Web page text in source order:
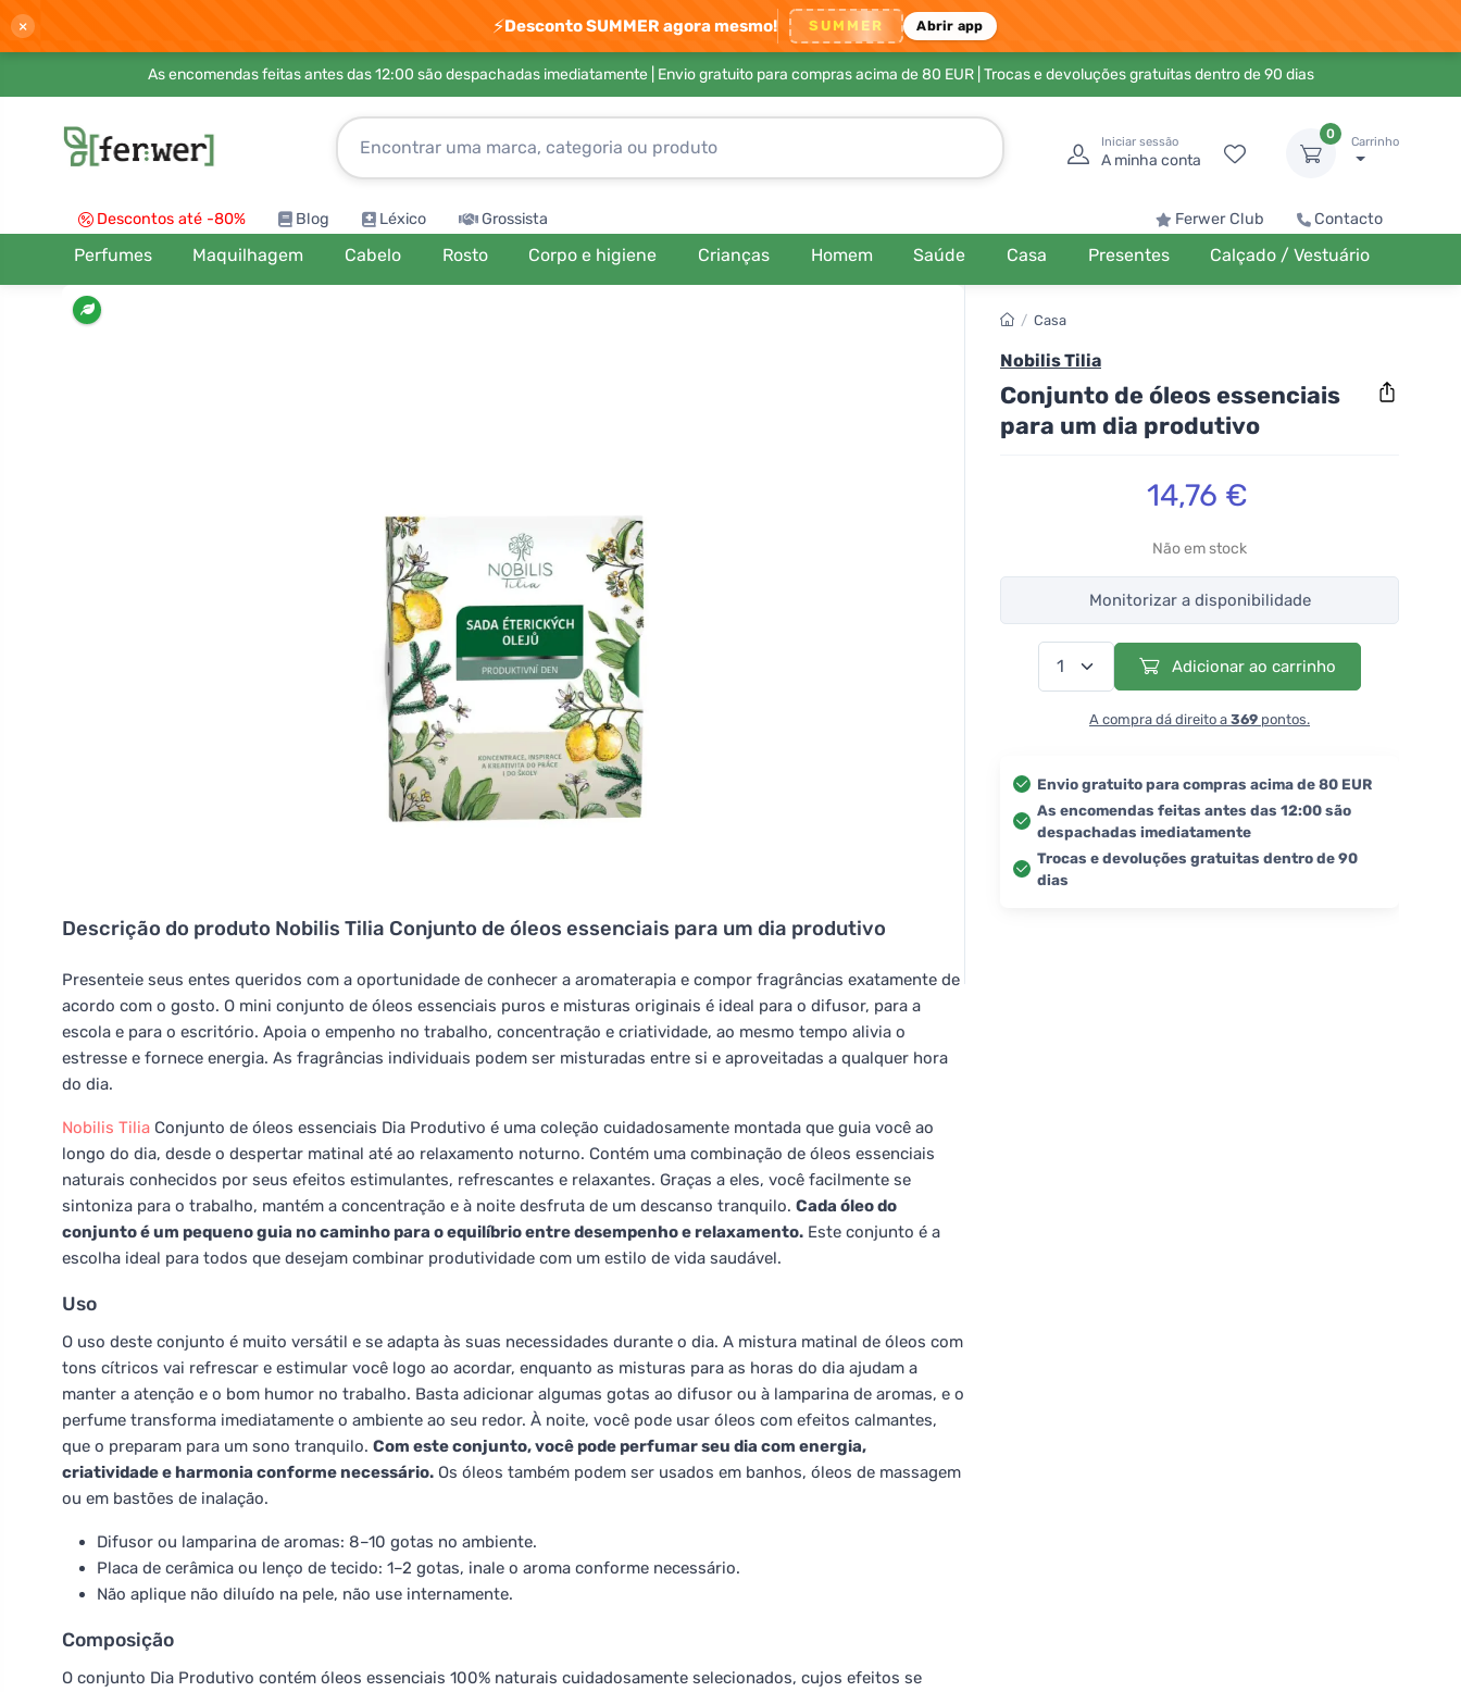
× ⚡Desconto SUMMER agora mesmo! SUMMER Abrir app
As encomendas feitas antes das 12:00 são despachadas imediatamente | Envio gratuito para compras acima de 80 EUR| Trocas e devoluções gratuitas dentro de 90 dias
Iniciar sessão
A minha conta
0
Carrinho
Descontos até -80% Blog Léxico Grossista Ferwer Club Contacto
Perfumes Maquilhagem Cabelo Rosto Corpo e higiene Crianças Homem Saúde Casa Presentes Calçado / Vestuário
Descrição do produto Nobilis Tilia Conjunto de óleos essenciais para um dia produtivo
Presenteie seus entes queridos com a oportunidade de conhecer a aromaterapia e compor fragrâncias exatamente de
acordo com o gosto. O mini conjunto de óleos essenciais puros e misturas originais é ideal para o difusor, para a
escola e para o escritório. Apoia o empenho no trabalho, concentração e criatividade, ao mesmo tempo alivia o
estresse e fornece energia. As fragrâncias individuais podem ser misturadas entre si e aproveitadas a qualquer hora
do dia.
Nobilis Tilia Conjunto de óleos essenciais Dia Produtivo é uma coleção cuidadosamente montada que guia você ao
longo do dia, desde o despertar matinal até ao relaxamento noturno. Contém uma combinação de óleos essenciais
naturais conhecidos por seus efeitos estimulantes, refrescantes e relaxantes. Graças a eles, você facilmente se
sintoniza para o trabalho, mantém a concentração e à noite desfruta de um descanso tranquilo. Cada óleo do
conjunto é um pequeno guia no caminho para o equilíbrio entre desempenho e relaxamento. Este conjunto é a
escolha ideal para todos que desejam combinar produtividade com um estilo de vida saudável.
Uso
O uso deste conjunto é muito versátil e se adapta às suas necessidades durante o dia. A mistura matinal de óleos com
tons cítricos vai refrescar e estimular você logo ao acordar, enquanto as misturas para as horas do dia ajudam a
manter a atenção e o bom humor no trabalho. Basta adicionar algumas gotas ao difusor ou à lamparina de aromas, e o
perfume transforma imediatamente o ambiente ao seu redor. À noite, você pode usar óleos com efeitos calmantes,
que o preparam para um sono tranquilo. Com este conjunto, você pode perfumar seu dia com energia,
criatividade e harmonia conforme necessário. Os óleos também podem ser usados em banhos, óleos de massagem
ou em bastões de inalação.
Difusor ou lamparina de aromas: 8–10 gotas no ambiente.
Placa de cerâmica ou lenço de tecido: 1–2 gotas, inale o aroma conforme necessário.
Não aplique não diluído na pele, não use internamente.
Composição
O conjunto Dia Produtivo contém óleos essenciais 100% naturais cuidadosamente selecionados, cujos efeitos se
/ Casa
Nobilis Tilia
Conjunto de óleos essenciais
para um dia produtivo
14,76 €
Não em stock
Monitorizar a disponibilidade
Adicionar ao carrinho
A compra dá direito a 369 pontos.
Envio gratuito para compras acima de 80 EUR
As encomendas feitas antes das 12:00 são
despachadas imediatamente
Trocas e devoluções gratuitas dentro de 90
dias